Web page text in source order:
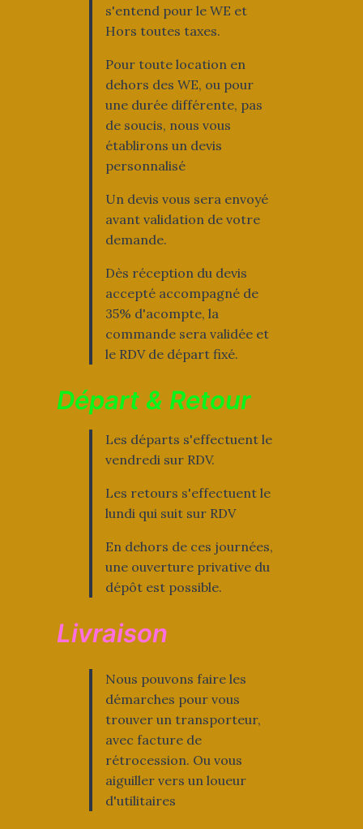
s'entend pour le WE et
Hors toutes taxes.
Pour toute location en
dehors des WE, ou pour
une durée différente, pas
de soucis, nous vous
établirons un devis
personnalisé
Un devis vous sera envoyé
avant validation de votre
demande.
Dès réception du devis
accepté accompagné de
35% d'acompte, la
commande sera validée et
le RDV de départ fixé.
Départ & Retour
Les départs s'effectuent le
vendredi sur RDV.
Les retours s'effectuent le
lundi qui suit sur RDV
En dehors de ces journées,
une ouverture privative du
dépôt est possible.
Livraison
Nous pouvons faire les
démarches pour vous
trouver un transporteur,
avec facture de
rétrocession. Ou vous
aiguiller vers un loueur
d'utilitaires